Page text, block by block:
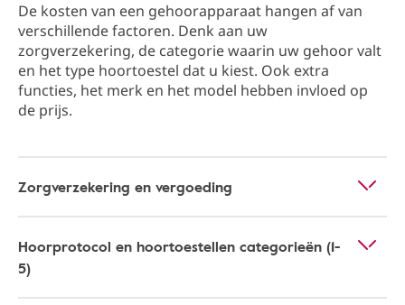
De kosten van een gehoorapparaat hangen af van
verschillende factoren. Denk aan uw
zorgverzekering, de categorie waarin uw gehoor valt
en het type hoortoestel dat u kiest. Ook extra
functies, het merk en het model hebben invloed op
de prijs.
Zorgverzekering en vergoeding
Hoorprotocol en hoortoestellen categorieën (1-
5)